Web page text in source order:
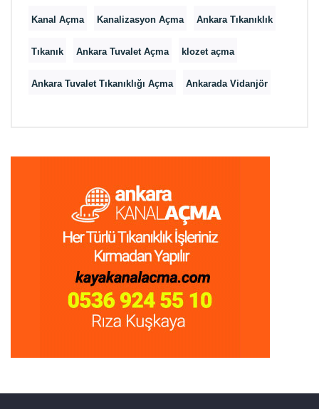
Kanal Açma Kanalizasyon Açma Ankara Tıkanıklık
Tıkanık Ankara Tuvalet Açma klozet açma
Ankara Tuvalet Tıkanıklığı Açma Ankarada Vidanjör